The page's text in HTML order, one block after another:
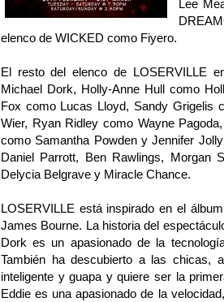
Lee
elenco de WICKED como Fiyero.
El resto del elenco de LOSERVILLE
Michael Dork, Holly-Anne Hull como
Fox como Lucas Lloyd, Sandy Grigelis
Wier, Ryan Ridley como Wayne
como Samantha Powden y Jennifer
Daniel Parrott, Ben Rawlings, Morgan
Delycia Belgrave y Miracle Chance.
LOSERVILLE está inspirado en el
James Bourne. La historia del
Dork es un apasionado de la
También ha descubierto a las chicas,
inteligente y guapa y quiere ser la
Eddie es una apasionado de la